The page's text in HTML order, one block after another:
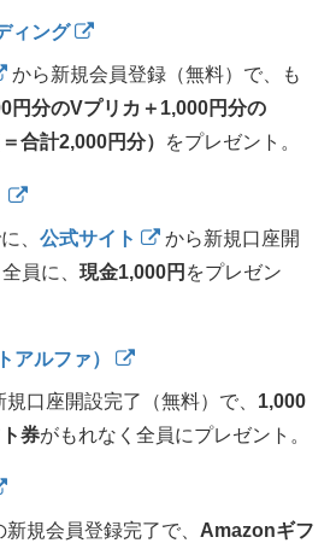
ィング
から新規会員登録（無料）で、も
円分のVプリカ＋1,000円分の
合計2,000円分）
をプレゼント。
、 公式サイト
から新規口座開
員に、 現金1,000円 をプレゼン
アルファ）
規口座開設完了（無料）で、 1,000
券がもれなく全員にプレゼント。
新規会員登録完了で、 Amazonギフ